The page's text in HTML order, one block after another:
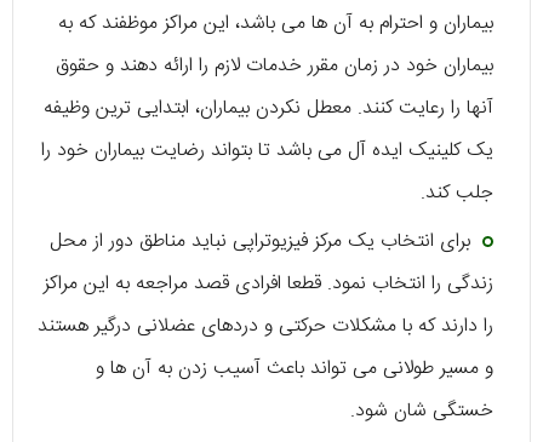
بیماران و احترام به آن ها می باشد، این مراکز موظفند که به
بیماران خود در زمان مقرر خدمات لازم را ارائه دهند و حقوق
آنها را رعایت کنند. معطل نکردن بیماران، ابتدایی ترین وظیفه
یک کلینیک ایده آل می باشد تا بتواند رضایت بیماران خود را
جلب کند.
برای انتخاب یک مرکز فیزیوتراپی نباید مناطق دور از محل
زندگی را انتخاب نمود. قطعا افرادی قصد مراجعه به این مراکز
را دارند که با مشکلات حرکتی و دردهای عضلانی درگیر هستند
و مسیر طولانی می تواند باعث آسیب زدن به آن ها و
خستگی شان شود.